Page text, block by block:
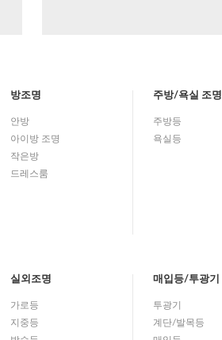
방조명
안방
아이방 조명
작은방
드레스룸
주방/욕실 조명
주방등
욕실등
실외조명
가로등
지중등
매입등/투광기
투광기
계단/발목등